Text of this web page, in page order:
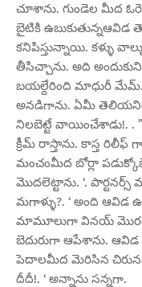
చూశాను. గుండెల మీద
బైటికి ఉబుకుతున్నఆవిడ
కనిపిస్తున్నాయి. కళ్ళు
తీసిచ్చాను. అది
బయల్దేరింది మాధురీ మేమ్..
అనడిగాను. ఏమీ
నిలబెట్టే వాయించేశాడు!. .
క్రీమ్ రాస్తాను. కాస్త రిలీఫ్
మంచంమీద బోర్లా
మొదలెట్టాను. ‘.
మగాళ్ళు?. ‘ అంది ఆవిడ
మామూలుగా వినయ్
బెదురుగా ఆపేశాను.
పెదాలమీద మెరిసిన
దీదీ!. ‘ అన్నాను సన్నగా.